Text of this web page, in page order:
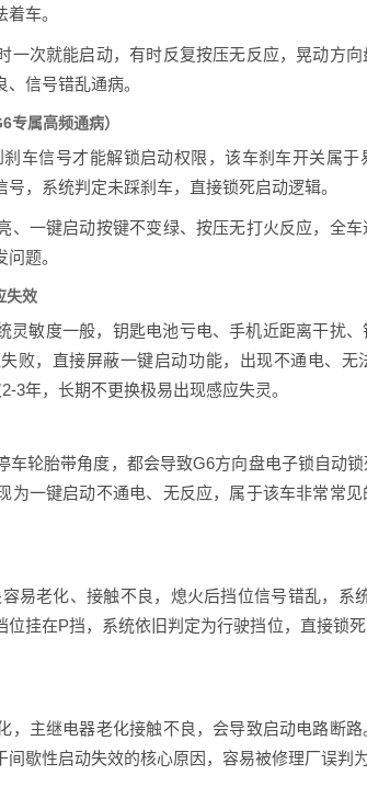
车。
次就能启动，有时反复按压无反应，晃动方向
信号错乱通病。
专属高频通病）
信号才能解锁启动权限，该车刹车开关属于
，系统判定未踩刹车，直接锁死启动逻辑。
一键启动按键不变绿、按压无打火反应，全车
题。
失效
敏度一般，钥匙电池亏电、手机近距离干扰、
败，直接屏蔽一键启动功能，出现不通电、无
3年，长期不更换极易出现感应失灵。
轮胎带角度，都会导致G6方向盘电子锁自动锁
为一键启动不通电、无反应，属于该车非常常
老化、接触不良，熄火后挡位信号错乱，系
挂在P挡，系统依旧判定为行驶挡位，直接锁
主继电器老化接触不良，会导致启动电路断路
歇性启动失效的核心原因，容易被修理厂误判为